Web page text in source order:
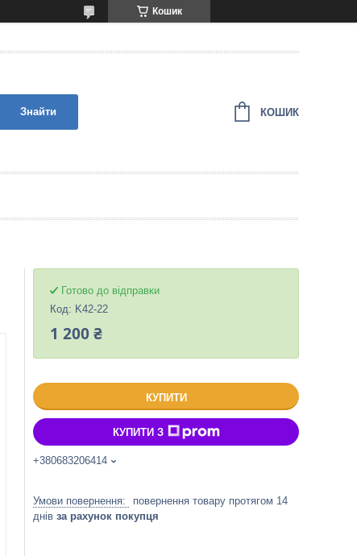
Кошик
Знайти КОШИК
Готово до відправки
Код: K42-22
1 200 ₴
КУПИТИ
КУПИТИ З
+380683206414
повернення товару протягом 14
днів за рахунок покупця